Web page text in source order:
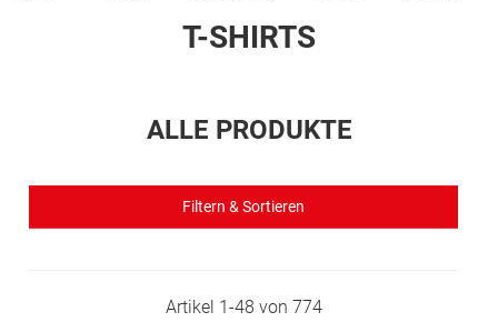
T-SHIRTS
ALLE PRODUKTE
Filtern & Sortieren
Artikel 1-48 von 774